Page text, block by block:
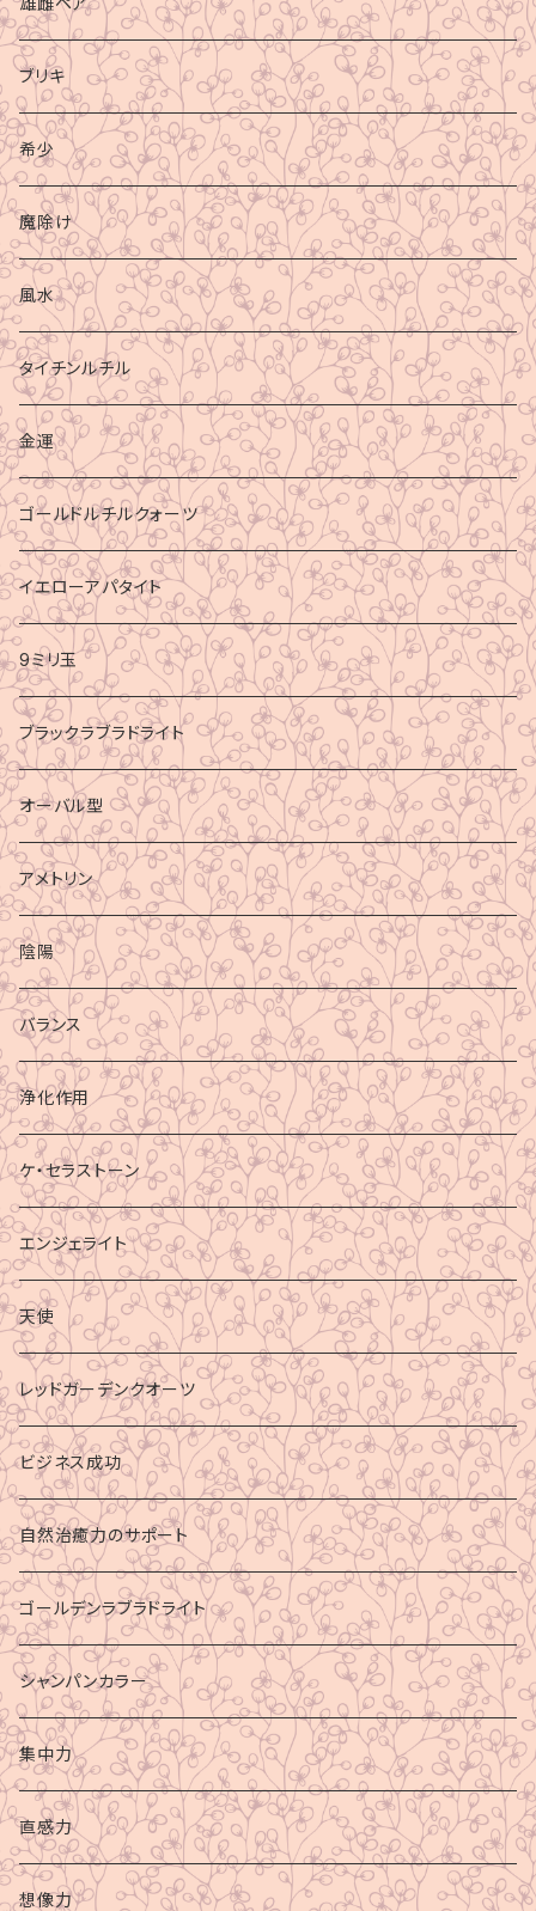
ブリキ
希少
魔除け
風水
タイチンルチル
金運
ゴールドルチルクォーツ
イエローアパタイト
9ミリ玉
ブラックラブラドライト
オーバル型
アメトリン
陰陽
バランス
浄化作用
ケ・セラストーン
エンジェライト
天使
レッドガーデンクオーツ
ビジネス成功
自然治癒力のサポート
ゴールデンラブラドライト
シャンパンカラー
集中力
直感力
想像力